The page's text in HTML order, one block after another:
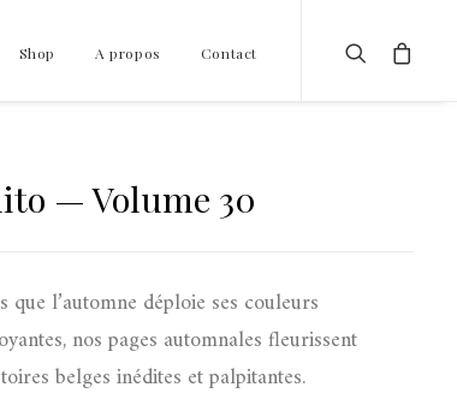
Shop A propos Contact
— Volume 30
que l’automne déploie ses couleurs
nos pages automnales fleurissent
belges inédites et palpitantes.